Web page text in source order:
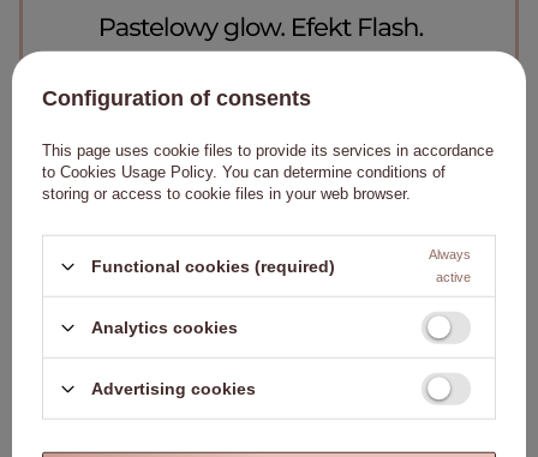
Configuration of consents
This page uses cookie files to provide its services in accordance
to Cookies Usage Policy. You can determine conditions of
storing or access to cookie files in your web browser.
Functional cookies (required)
Always
active
Analytics cookies
Advertising cookies